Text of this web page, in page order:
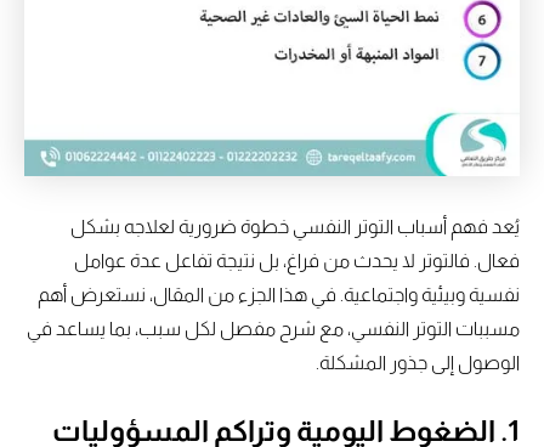
يُعد فهم أسباب التوتر النفسي خطوة ضرورية لعلاجه بشكل
فعال. فالتوتر لا يحدث من فراغ، بل نتيجة تفاعل عدة عوامل
نفسية وبيئية واجتماعية. في هذا الجزء من المقال، نستعرض أهم
مسببات التوتر النفسي، مع شرح مفصل لكل سبب، بما يساعد في
الوصول إلى جذور المشكلة.